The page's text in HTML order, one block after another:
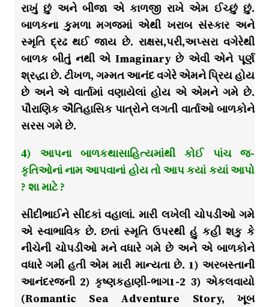
રાખું છું અને બીજા એ કાળજી રાખે એમ ઈચ્છું છું.
બાળકના કુમળા મગજમાં એથી ખરાબ સંસ્કાર અને
સ્મૃતિ દ્રઢ થઈ જાય છે. રાક્ષસ,પરી,અપ્સરા વગેરેથી
બાળક બીતું નથી એ Imaginary છે એવી એને પૂર્ણ
શ્રદ્ધા છે. ટીખળ, ગમ્મત આનંદ વગેરે એમને પ્રિય હોય
છે અને એ વાર્તામાં વણાયેલાં હોય એ એમને ગમે છે.
પૌરાણિક ઐતિહાસિક પાત્રોને લગતી વાર્તાઓ બાળકોને
સરસ ગમે છે.
4) આપના બાળકથાસાહિત્યમાંથી કોઈ પાંચ જ-
કૃતિઓનાં નામ આપવાનાં હોય તો આપ કયાં કયાં આપો
? શા માટે ?
સીદીભાઈને સીદકાં વહાલાં. મારી લખેલી ચોપડીઓ ગમે
એ સ્વાભાવિક છે. છતાં સ્મૃતિ ઉપરથી હું કહી શકુ કે
નીચેની ચોપડીઓ મને વધારે ગમે છે અને એ બાળકોને
વધારે ગમી હતી એમ મારી માન્યતા છે. 1) અરબસ્તાની
આનંદરજની 2) કૃષ્ણકહાણી-ભાગ1-2 3) એકલવાયો
(Romantic Sea Adventure Story, ખૂબ